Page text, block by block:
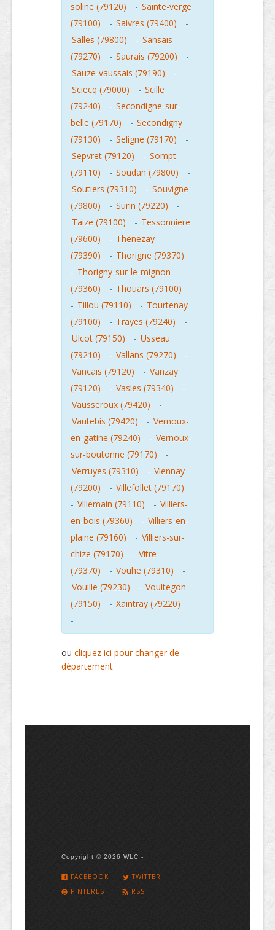
soline (79120)
- Sainte-verge
(79100)
- Saivres (79400)
-
Salles (79800)
- Sansais
(79270)
- Saurais (79200)
-
Sauze-vaussais (79190)
-
Sciecq (79000)
- Scille
(79240)
- Secondigne-sur-
belle (79170)
- Secondigny
(79130)
- Seligne (79170)
-
Sepvret (79120)
- Sompt
(79110)
- Soudan (79800)
-
Soutiers (79310)
- Souvigne
(79800)
- Surin (79220)
-
Taize (79100)
- Tessonniere
(79600)
- Thenezay
(79390)
- Thorigne (79370)
- Thorigny-sur-le-mignon
(79360)
- Thouars (79100)
- Tillou (79110) - Tourtenay
(79100)
- Trayes (79240)
-
Ulcot (79150)
- Usseau
(79210)
- Vallans (79270)
-
Vancais (79120)
- Vanzay
(79120)
- Vasles (79340)
-
Vausseroux (79420)
-
Vautebis (79420)
- Vernoux-
en-gatine (79240)
- Vernoux-
sur-boutonne (79170)
-
Verruyes (79310)
- Viennay
(79200)
- Villefollet (79170)
- Villemain (79110) - Villiers-
en-bois (79360)
- Villiers-en-
plaine (79160)
- Villiers-sur-
chize (79170)
- Vitre
(79370)
- Vouhe (79310)
-
Vouille (79230)
- Voultegon
(79150)
- Xaintray (79220)
-
ou cliquez ici pour changer de
département
Copyright © 2026 WLC -
FACEBOOK
TWITTER
PINTEREST
RSS